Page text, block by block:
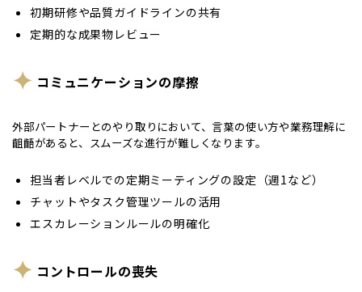
初期研修や品質ガイドラインの共有
定期的な成果物レビュー
コミュニケーションの摩擦
外部パートナーとのやり取りにおいて、言葉の使い方や業務理解に
齟齬があると、スムーズな進行が難しくなります。
担当者レベルでの定期ミーティングの設定（週1など）
チャットやタスク管理ツールの活用
エスカレーションルールの明確化
コントロールの喪失